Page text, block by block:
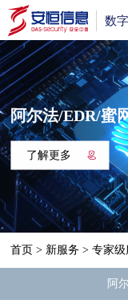
数
阿尔法/EDR/蜜
了解更多
首页 > 新服务 >专家级